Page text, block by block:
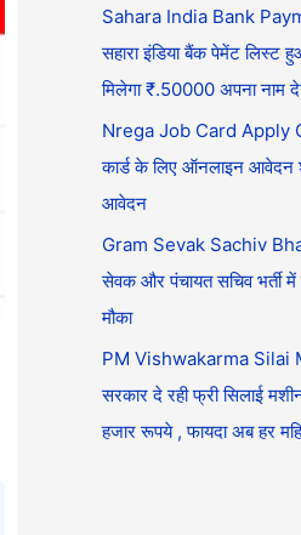
Sahara India Bank
सहारा इंडिया बैंक पेमेंट लिस्ट
मिलेगा ₹.50000 अपना नाम
Nrega Job Card Apply
कार्ड के लिए ऑनलाइन
आवेदन
Gram Sevak Sachiv
सेवक और पंचायत सचिव भर्ती
मौका
PM Vishwakarma Silai
सरकार दे रही फ्री सिलाई
हजार रूपये , फायदा अब हर